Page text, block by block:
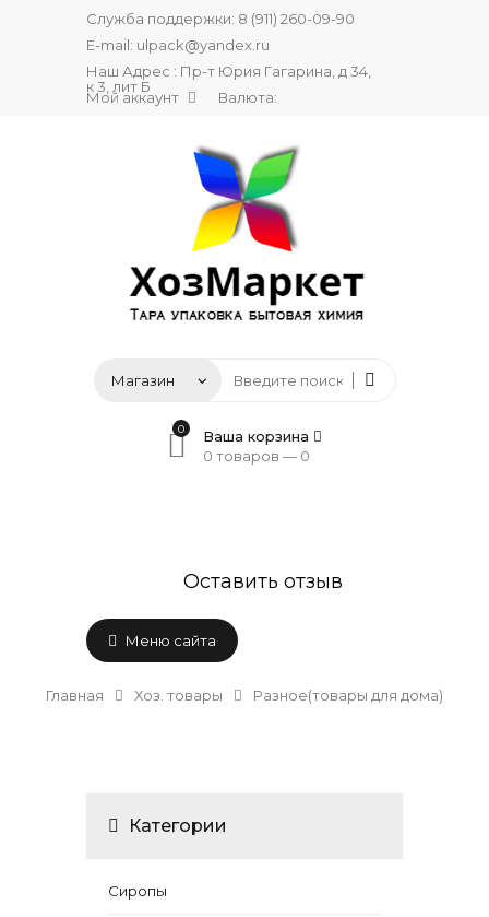
Служба поддержки: 8 (911) 260-09-90
E-mail: ulpack@yandex.ru
Наш Адрес : Пр-т Юрия Гагарина, д 34,
к 3, лит Б
Мой аккаунт Валюта:
0
Ваша корзина
0 товаров — 0
Оставить отзыв
Меню сайта
Главная Хоз. товары Разное(товары для дома)
Категории
Сиропы